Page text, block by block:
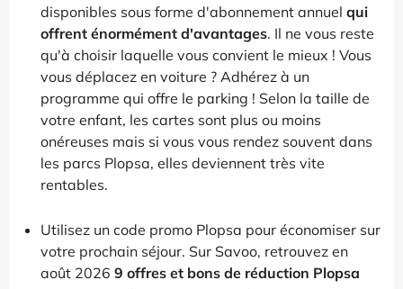
disponibles sous forme d'abonnement annuel qui
offrent énormément d'avantages. Il ne vous reste
qu'à choisir laquelle vous convient le mieux ! Vous
vous déplacez en voiture ? Adhérez à un
programme qui offre le parking ! Selon la taille de
votre enfant, les cartes sont plus ou moins
onéreuses mais si vous vous rendez souvent dans
les parcs Plopsa, elles deviennent très vite
rentables.
Utilisez un code promo Plopsa pour économiser sur
votre prochain séjour. Sur Savoo, retrouvez en
août 2026 9 offres et bons de réduction Plopsa